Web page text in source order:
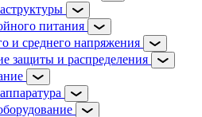
питания
и среднего напряжения
защиты и распределения